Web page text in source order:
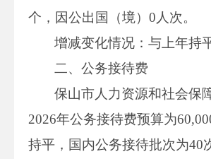
个，因公出国（境）0人次。
增减变化情况：与上年持
二、公务接待费
保山市人力资源和社会保
2026年公务接待费预算为
持平，国内公务接待批次为40